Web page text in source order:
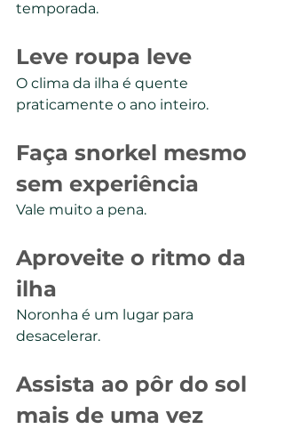
temporada.
Leve roupa leve
O clima da ilha é quente
praticamente o ano inteiro.
Faça snorkel mesmo
sem experiência
Vale muito a pena.
Aproveite o ritmo da
ilha
Noronha é um lugar para
desacelerar.
Assista ao pôr do sol
mais de uma vez